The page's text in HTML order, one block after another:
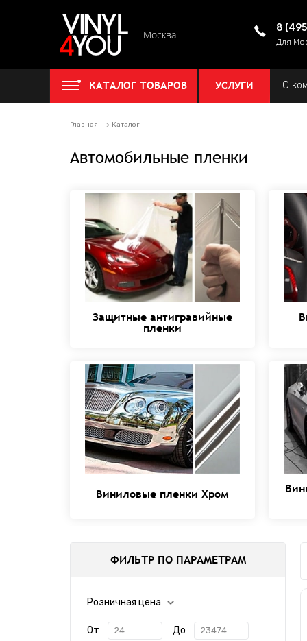
Москва
8
Для
КАТАЛОГ ТОВАРОВ УСЛУГИ О
Главная Каталог
Автомобильные пленки
Защитные антигравийные
пленки
Виниловые пленки Хром
ФИЛЬТР ПО ПАРАМЕТРАМ
Розничная цена
От До